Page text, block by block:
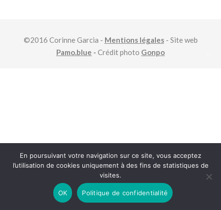
©2016 Corinne Garcia - Mentions légales- Site web
Pamo.blue - Crédit photo Gonpo
En poursuivant votre navigation sur ce site, vous acceptez
l’utilisation de cookies uniquement à des fins de statistiques de
visites.
OK Politique de confidentialité